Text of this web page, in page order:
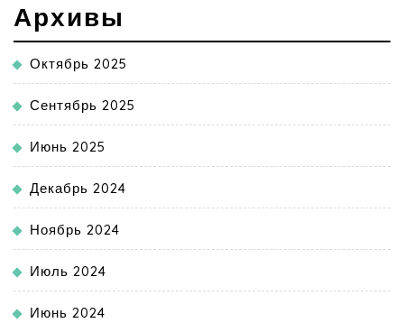
Архивы
Октябрь 2025
Сентябрь 2025
Июнь 2025
Декабрь 2024
Ноябрь 2024
Июль 2024
Июнь 2024